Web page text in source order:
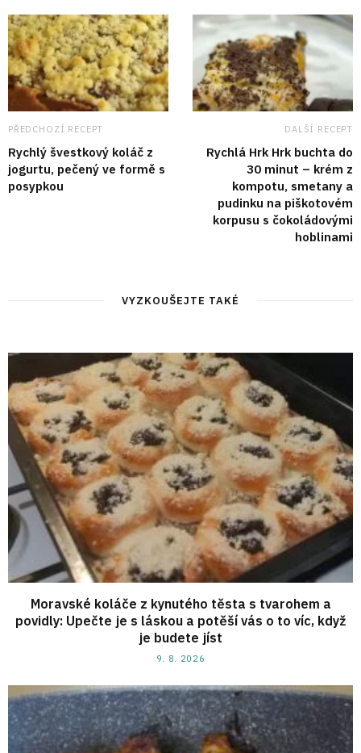
PŘEDCHOZÍ RECEPT
Rychlý švestkový koláč z
jogurtu, pečený ve formě s
posypkou
DALŠÍ RECEPT
Rychlá Hrk Hrk buchta do
30 minut – krém z
kompotu, smetany a
pudinku na piškotovém
korpusu s čokoládovými
hoblinami
VYZKOUŠEJTE TAKÉ
Moravské koláče z kynutého těsta s tvarohem a
povidly: Upečte je s láskou a potěší vás o to víc, když
je budete jíst
9. 8. 2026